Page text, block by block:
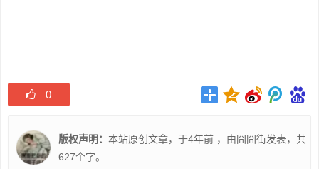
0
版权声明： 本站原创文章，于4年前 ，由囧囧街发表，共
627个字。